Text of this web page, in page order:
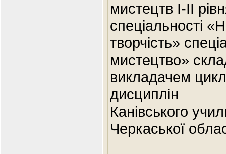
мистецтв I-II
спеціальності
творчість»
мистецтво»
викладачем
дисциплін
Канівського
Черкаської